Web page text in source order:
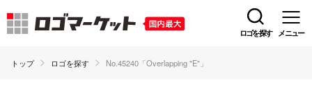
ロゴを探す メニュー
トップ ロゴを探す No.45240「Overlapping "E"」